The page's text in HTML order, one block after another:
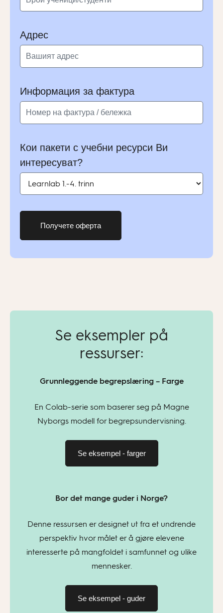
Адрес
Информация за фактура
Кои пакети с учебни ресурси Ви
интересуват?
Получете оферта
Se eksempler på
ressurser:
Grunnleggende begrepslæring – Farge
En Colab-serie som baserer seg på Magne
Nyborgs modell for begrepsundervisning.
Se eksempel - farger
Bor det mange guder i Norge?
Denne ressursen er designet ut fra et undrende
perspektiv hvor målet er å gjøre elevene
interesserte på mangfoldet i samfunnet og ulike
mennesker.
Se eksempel - guder